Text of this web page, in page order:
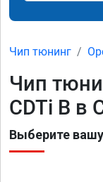
Чип тюнинг
Чип
CDTi B в
Выберите